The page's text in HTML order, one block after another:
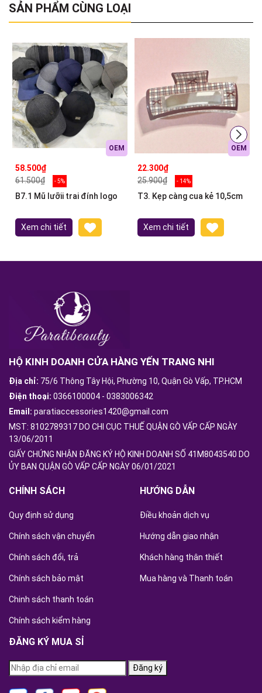
SẢN PHẨM CÙNG LOẠI
OEM
58.500₫
61.500₫
- 5%
B7.1 Mũ lưỡii trai đính logo
Xem chi tiết
OEM
22.300₫
25.900₫
- 14%
T3. Kẹp càng cua kẻ 10,5cm
Xem chi tiết
HỘ KINH DOANH CỬA HÀNG YẾN TRANG NHI
Địa chỉ: 75/6 Thông Tây Hội, Phường 10, Quận Gò Vấp, TP.HCM
Điện thoại: 0366100004 - 0383006342
Email: paratiaccessories1420@gmail.com
MST: 8102789317 DO CHI CỤC THUẾ QUẬN GÒ VẤP CẤP NGÀY
13/06/2011
GIẤY CHỨNG NHẬN ĐĂNG KÝ HỘ KINH DOANH SỐ 41M8043540 DO
ỦY BAN QUẬN GÒ VẤP CẤP NGÀY 06/01/2021
CHÍNH SÁCH
Quy định sử dụng
Chính sách vận chuyển
Chính sách đổi, trả
Chính sách bảo mật
Chinh sách thanh toán
Chính sách kiểm hàng
HƯỚNG DẪN
Điều khoản dịch vụ
Hướng dẫn giao nhận
Khách hàng thân thiết
Mua hàng và Thanh toán
ĐĂNG KÝ MUA SỈ
Đăng ký